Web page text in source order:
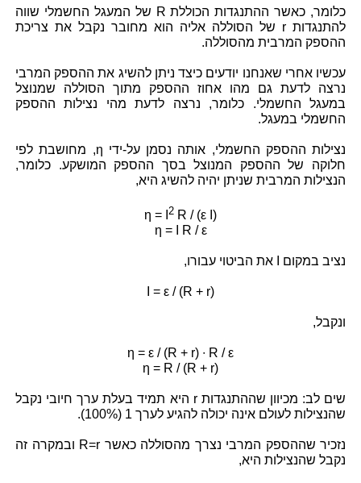
כלומר, כאשר ההתנגדות הכוללת R של המעגל החשמלי שווה
להתנגדות r של הסוללה אליה הוא מחובר נקבל את צריכת
ההספק המרבית מהסוללה.
עכשיו אחרי שאנחנו יודעים כיצד ניתן להשיג את ההספק המרבי
נרצה לדעת גם מהו אחוז ההספק מתוך הסוללה שמנוצל
במעגל החשמלי. כלומר, נרצה לדעת מהי נצילות ההספק
החשמלי במעגל.
נצילות ההספק החשמלי, אותה נסמן על-ידי η, מחושבת לפי
חלוקה של ההספק המנוצל בסך ההספק המושקע. כלומר,
הנצילות המרבית שניתן יהיה להשיג היא,
η = I 2 R / (ε I)
η = I R / ε
נציב במקום I את הביטוי עבורו,
I = ε / (R + r)
ונקבל,
η = ε / (R + r) ∙ R / ε
η = R / (R + r)
שים לב: מכיוון שההתנגדות r היא תמיד בעלת ערך חיובי נקבל
שהנצילות לעולם אינה יכולה להגיע לערך 1
(100%)
.
נזכיר שההספק המרבי נצרך מהסוללה כאשר R=r ובמקרה זה
נקבל שהנצילות היא,